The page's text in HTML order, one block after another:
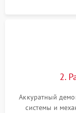
2.
Аккуратный
системы и